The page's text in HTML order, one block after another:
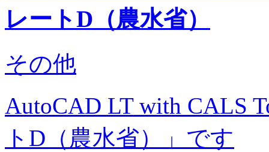
レートD（農水省）
その他
AutoCAD LT with CALS
トD（農水省）」です